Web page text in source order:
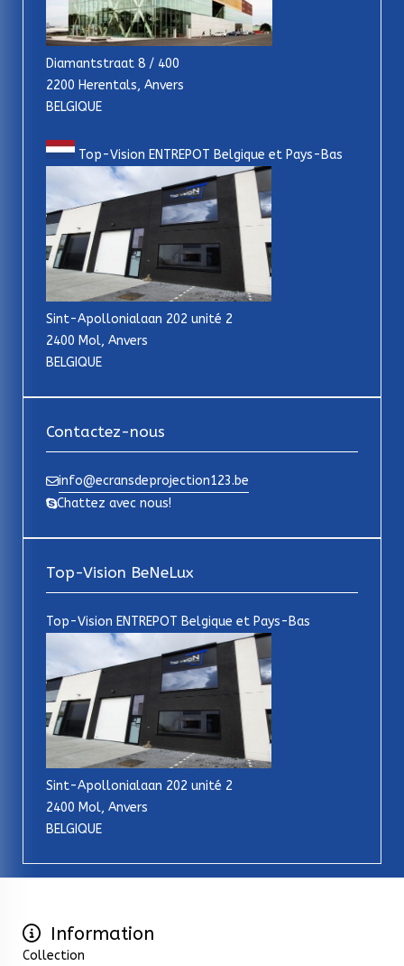
Diamantstraat 8 / 400
2200 Herentals, Anvers
BELGIQUE
Top-Vision ENTREPOT Belgique et Pays-Bas
Sint-Apollonialaan 202 unité 2
2400 Mol, Anvers
BELGIQUE
Contactez-nous
info@ecransdeprojection123.be
Chattez avec nous!
Top-Vision BeNeLux
Top-Vision ENTREPOT Belgique et Pays-Bas
Sint-Apollonialaan 202 unité 2
2400 Mol, Anvers
BELGIQUE
Information
Collection